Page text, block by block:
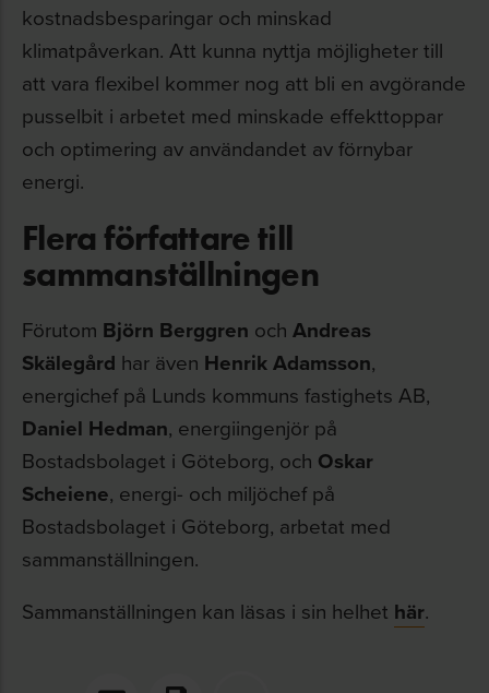
kostnadsbesparingar och minskad
klimatpåverkan. Att kunna nyttja möjligheter till
att vara flexibel kommer nog att bli en avgörande
pusselbit i arbetet med minskade effekttoppar
och optimering av användandet av förnybar
energi.
Flera författare till
sammanställningen
Förutom Björn Berggren och Andreas
Skälegård har även Henrik Adamsson,
energichef på Lunds kommuns fastighets AB,
Daniel Hedman, energiingenjör på
Bostadsbolaget i Göteborg, och Oskar
Scheiene, energi- och miljöchef på
Bostadsbolaget i Göteborg, arbetat med
sammanställningen.
Sammanställningen kan läsas i sin helhet här.